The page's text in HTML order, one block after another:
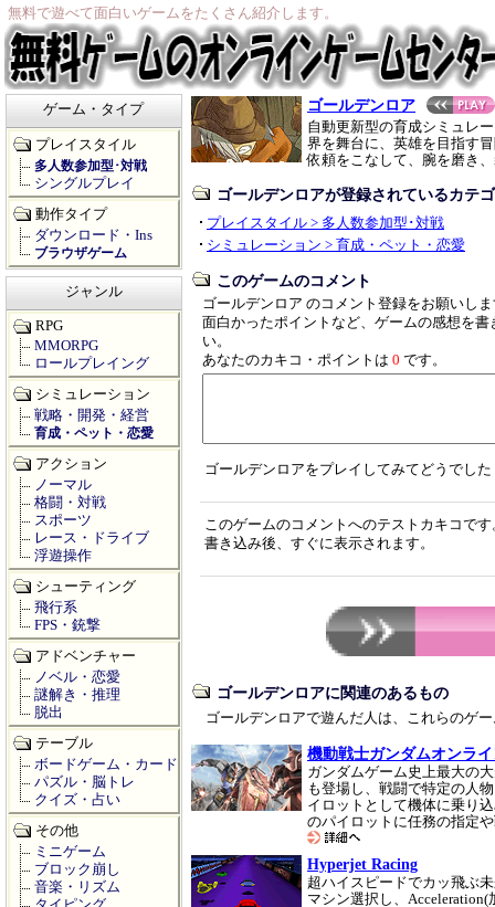
無料で遊べて面白いゲームをたくさん紹介します。
ゴールデンロア
自動更新型の育成シミュレ
界を舞台に、英雄を目指す
依頼をこなして、腕を磨き
ゴールデンロアが登録されているカテ
プレイスタイル > 多人数参加型･対戦
シミュレーション > 育成・ペット・恋愛
このゲームのコメント
ゴールデンロア のコメント登録をお願いし
面白かったポイントなど、ゲームの感想を書
い。
あなたのカキコ・ポイントは 0 です。
ゴールデンロアをプレイしてみてどうでした
このゲームのコメントへのテストカキコです
書き込み後、すぐに表示されます。
ゴールデンロアに関連のあるもの
ゴールデンロアで遊んだ人は、これらのゲ
機動戦士ガンダムオンラ
ガンダムゲーム史上最大の
も登場し、戦闘で特定の人
イロットとして機体に乗り
のパイロットに任務の指定
Hyperjet Racing
超ハイスピードでカッ飛ぶ
マシン選択し、Acceleration(
ゲーム・タイプ
プレイスタイル
多人数参加型･対戦
シングルプレイ
動作タイプ
ダウンロード・Ins
ブラウザゲーム
ジャンル
RPG
MMORPG
ロールプレイング
シミュレーション
戦略・開発・経営
育成・ペット・恋愛
アクション
ノーマル
格闘・対戦
スポーツ
レース・ドライブ
浮遊操作
シューティング
飛行系
FPS・銃撃
アドベンチャー
ノベル・恋愛
謎解き・推理
脱出
テーブル
ボードゲーム・カード
パズル・脳トレ
クイズ・占い
その他
ミニゲーム
ブロック崩し
音楽・リズム